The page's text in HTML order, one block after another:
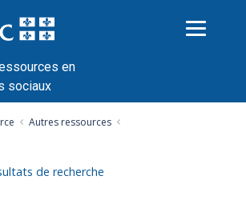
en
sociaux
Autres ressources
de recherche